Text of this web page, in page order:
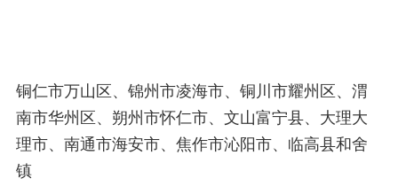
铜仁市万山区、锦州市凌海市、铜川市耀州区、渭
南市华州区、朔州市怀仁市、文山富宁县、大理大
理市、南通市海安市、焦作市沁阳市、临高县和舍
镇